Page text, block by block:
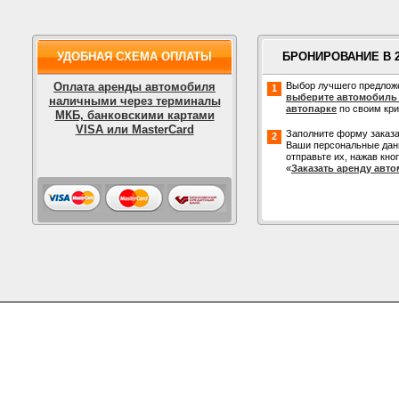
УДОБНАЯ СХЕМА ОПЛАТЫ
Оплата аренды автомобиля
наличными через терминалы
МКБ, банковскими картами
VISA или MasterCard
БРОНИРОВАНИЕ В
1
Выбор лучшего
выберите
автопарке по своим
2
Заполните форму
Ваши персональные
отправьте их, нажав
«Заказать аренду